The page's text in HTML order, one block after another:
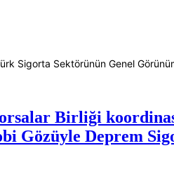
Sigorta Sektörünün Genel
Birliği
Gözüyle Deprem